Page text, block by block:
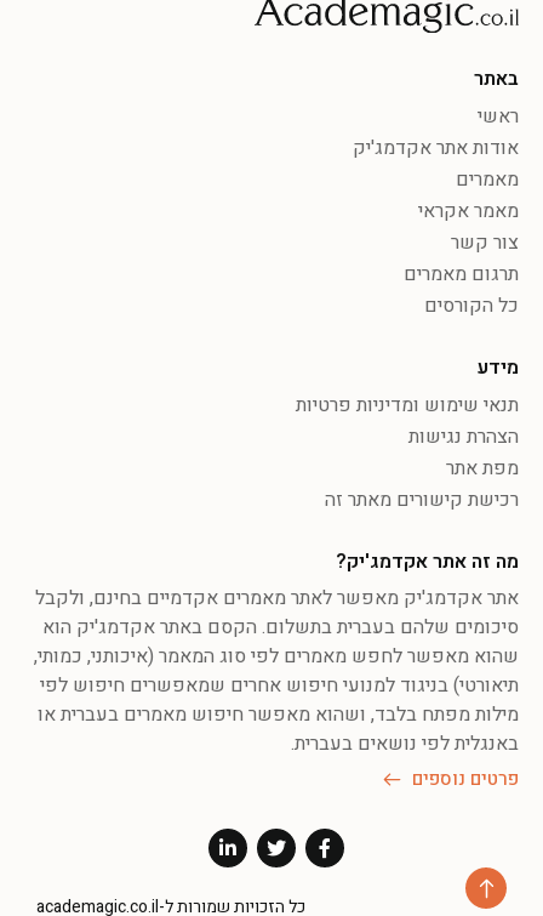
באתר
ראשי
אודות אתר אקדמג'יק
מאמרים
מאמר אקראי
צור קשר
תרגום מאמרים
כל הקורסים
מידע
תנאי שימוש ומדיניות פרטיות
הצהרת נגישות
מפת אתר
רכישת קישורים מאתר זה
מה זה אתר אקדמג'יק?
אתר אקדמג'יק מאפשר לאתר מאמרים אקדמיים בחינם, ולקבל
סיכומים שלהם בעברית בתשלום. הקסם באתר אקדמג'יק הוא
שהוא מאפשר לחפש מאמרים לפי סוג המאמר (איכותני, כמותי,
תיאורטי) בניגוד למנועי חיפוש אחרים שמאפשרים חיפוש לפי
מילות מפתח בלבד, ושהוא מאפשר חיפוש מאמרים בעברית או
באנגלית לפי נושאים בעברית.
פרטים נוספים
כל הזכויות שמורות ל-academagic.co.il